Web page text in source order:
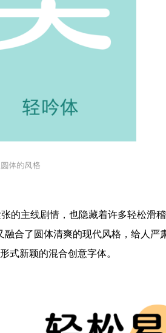
的主线剧情，也隐藏着许多轻松滑
合了圆体清爽的现代风格，给人
式新颖的混合创意字体。